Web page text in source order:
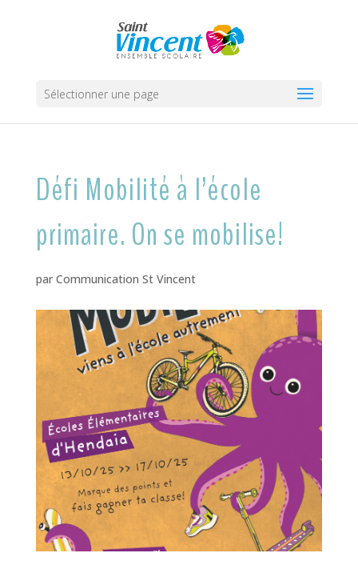
Sélectionner une page
Défi Mobilité à l’école
primaire. On se mobilise!
par Communication St Vincent